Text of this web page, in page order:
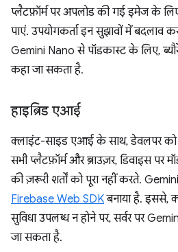
प्लैटफ़ॉर्म पर अपलोड की गई इमेज के
पाएं. उपयोगकर्ता इन सुझावों में
Gemini Nano से पॉडकास्ट के लिए,
कहा जा सकता है.
हाइब्रिड एआई
क्लाइंट-साइड एआई के साथ, डेवलपर को
सभी प्लैटफ़ॉर्म और ब्राउज़र, डिवाइस पर
की ज़रूरी शर्तों को पूरा नहीं करते.
Firebase Web SDKबनाया है. इससे,
सुविधा उपलब्ध न होने पर, सर्वर पर
जा सकता है.